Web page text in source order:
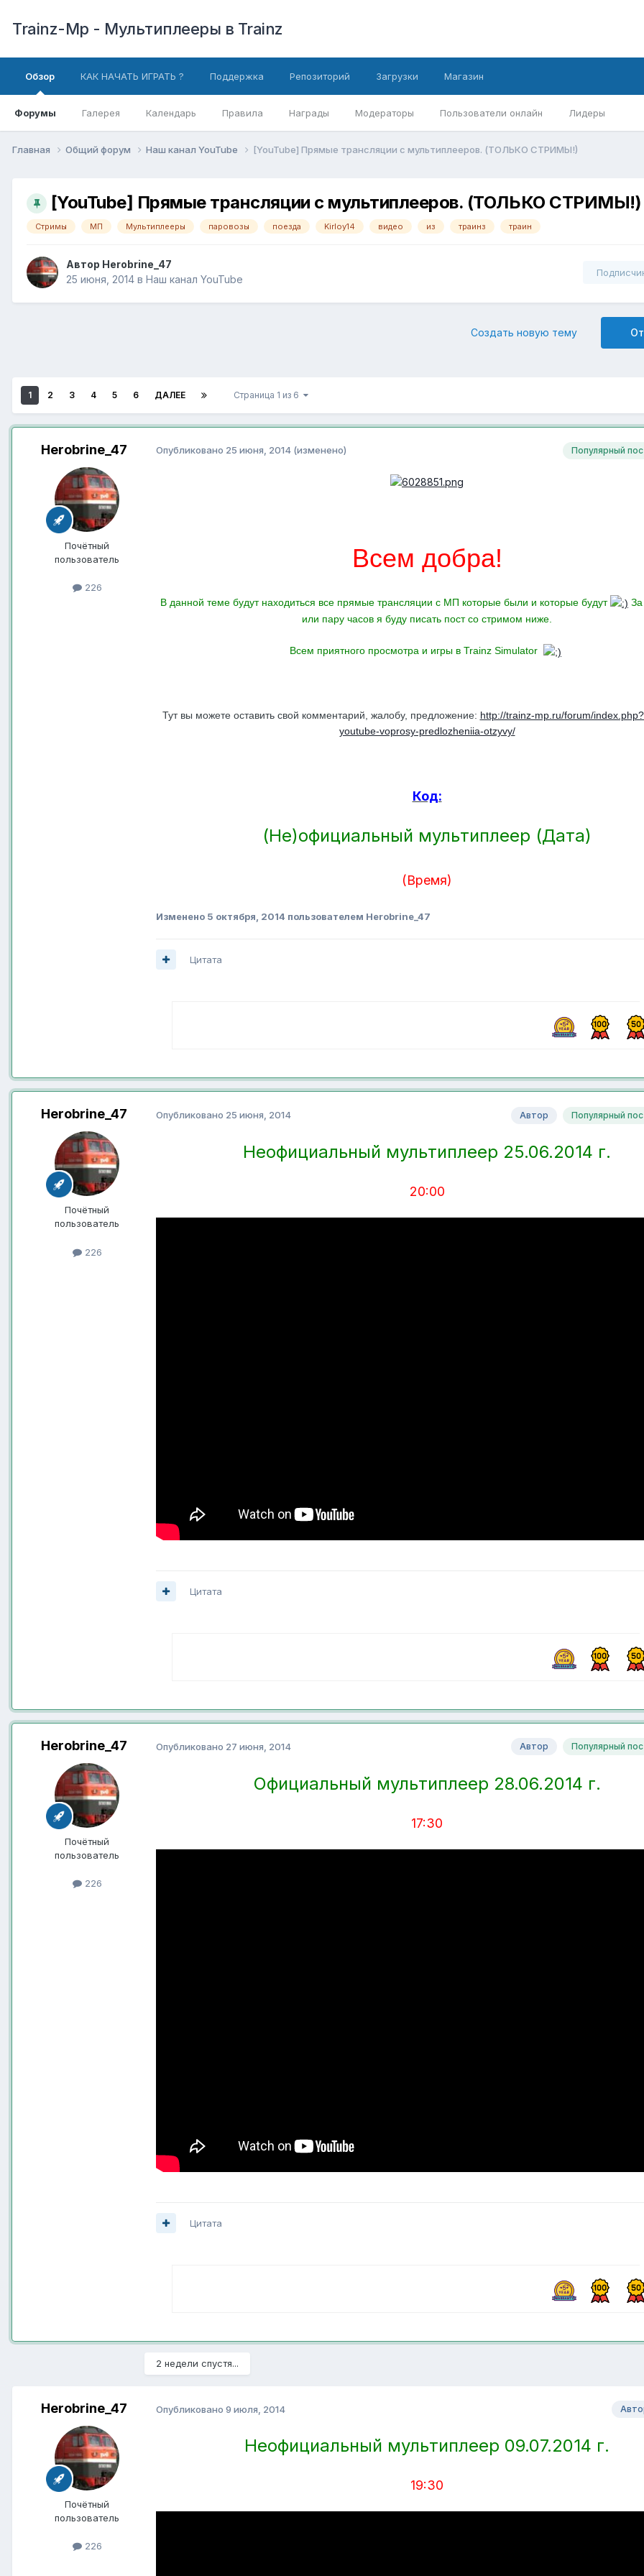
Trainz-Mp - Мультиплееры в Trainz
Обзор
Форумы Галерея Календарь Правила Награды Модераторы Пользователи онлайн Лидеры
КАК НАЧАТЬ ИГРАТЬ ? Поддержка Репозиторий Загрузки Магазин
Главная Общий форум Наш канал YouTube [YouTube] Прямые трансляции с мультиплееров. (ТОЛЬКО СТРИМЫ!)
[YouTube] Прямые трансляции с мультиплееров. (ТОЛЬКО СТРИМЫ!)
Стримы МП Мультиплееры паровозы поезда Kirloy14 видео из траинз траин
Автор Herobrine_47
25 июня, 2014 в Наш канал YouTube
Создать новую тему
1 2 3 4 5 6 ДАЛЕЕ Страница 1 из 6
Herobrine_47
Почётный
пользователь
226
Популярный
Опубликовано 25 июня, 2014 (изменено)
Всем добра!
В данной теме будут находиться все прямые трансляции с МП которые были и которые будут
или пару часов я буду писать пост со стримом ниже.
Всем приятного просмотра и игры в Trainz Simulator
Тут вы можете оставить свой комментарий, жалобу, предложение: http://trainz-mp.ru/forum/
youtube-voprosy-predlozheniia-otzyvy/
Код:
(Не)официальный мультиплеер (Дата)
(Время)
Изменено 5 октября, 2014 пользователем Herobrine_47
Цитата
Herobrine_47
Почётный
пользователь
226
Автор Популярный
Опубликовано 25 июня, 2014
Неофициальный мультиплеер 25.06.2014 г.
20:00
Цитата
Herobrine_47
Почётный
пользователь
226
Автор Популярный
Опубликовано 27 июня, 2014
Официальный мультиплеер 28.06.2014 г.
17:30
Цитата
2 недели спустя...
Herobrine_47
Почётный
пользователь
226
Опубликовано 9 июля, 2014
Неофициальный мультиплеер 09.07.2014 г.
19:30